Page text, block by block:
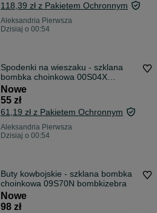
118,39 zł z Pakietem Ochronnym
Aleksandria Pierwsza
Dzisiaj o 00:54
Spodenki na wieszaku - szklana
bombka choinkowa 00S04X
bombkizebra
Nowe
55 zł
61,19 zł z Pakietem Ochronnym
Aleksandria Pierwsza
Dzisiaj o 00:54
Buty kowbojskie - szklana bombka
choinkowa 09S70N bombkizebra
Nowe
98 zł